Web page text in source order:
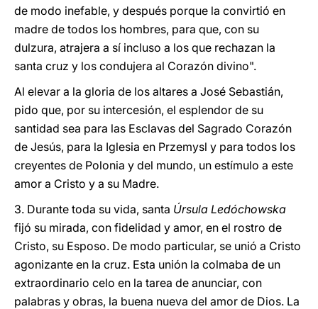
de modo inefable, y después porque la convirtió en
madre de todos los hombres, para que, con su
dulzura, atrajera a sí incluso a los que rechazan la
santa cruz y los condujera al Corazón divino".
Al elevar a la gloria de los altares a José Sebastián,
pido que, por su intercesión, el esplendor de su
santidad sea para las Esclavas del Sagrado Corazón
de Jesús, para la Iglesia en Przemysl y para todos los
creyentes de Polonia y del mundo, un estímulo a este
amor a Cristo y a su Madre.
3. Durante toda su vida, santa Úrsula Ledóchowska
fijó su mirada, con fidelidad y amor, en el rostro de
Cristo, su Esposo. De modo particular, se unió a Cristo
agonizante en la cruz. Esta unión la colmaba de un
extraordinario celo en la tarea de anunciar, con
palabras y obras, la buena nueva del amor de Dios. La